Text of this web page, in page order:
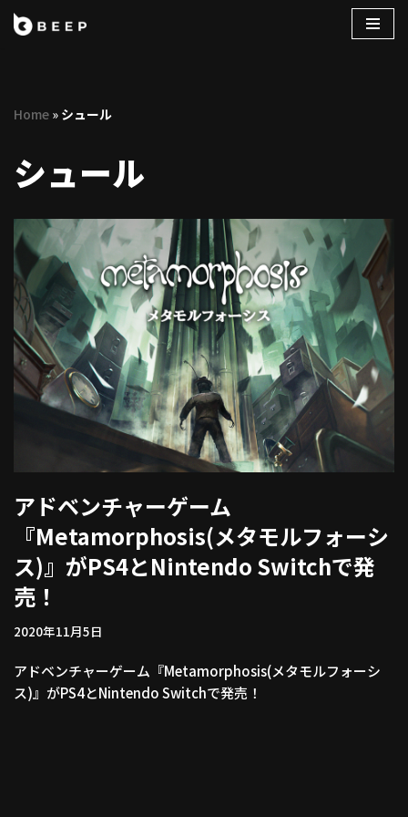
ン
へ
ス
ッ
プ
Home » シュール
シュール
アドベンチャーゲーム
『Metamorphosis(メタモルフォーシ
ス)』がPS4とNintendo Switchで発
売！
2020年11月5日
アドベンチャーゲーム『Metamorphosis(メタモルフォーシ
ス)』がPS4とNintendo Switchで発売！